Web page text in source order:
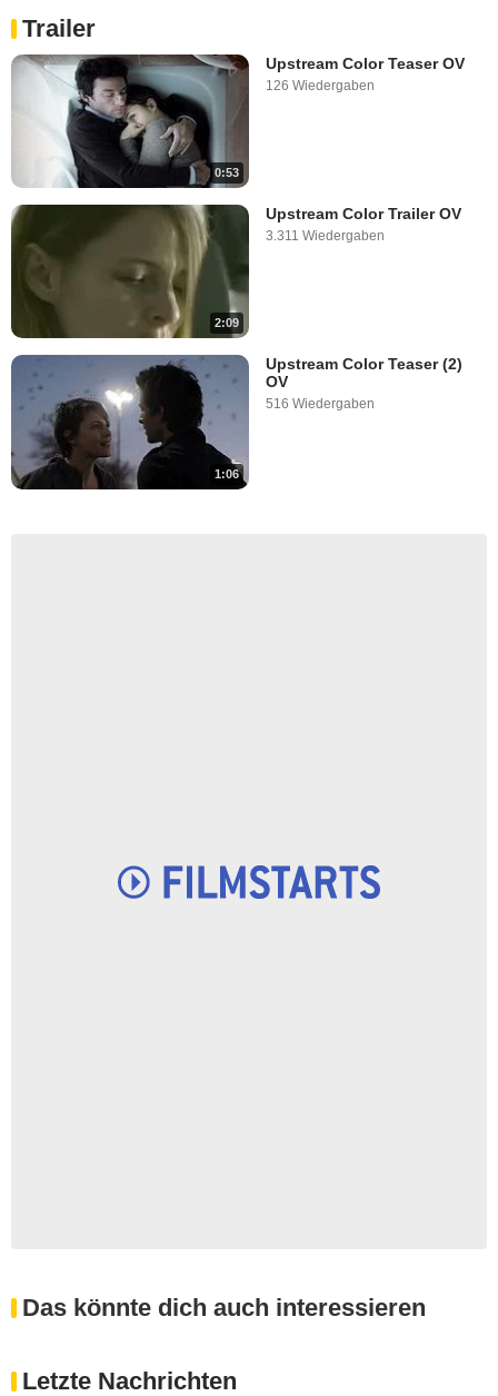
Trailer
0:53
Upstream Color Teaser OV
126 Wiedergaben
2:09
Upstream Color Trailer OV
3.311 Wiedergaben
1:06
Upstream Color Teaser (2)
OV
516 Wiedergaben
Das könnte dich auch interessieren
Letzte Nachrichten